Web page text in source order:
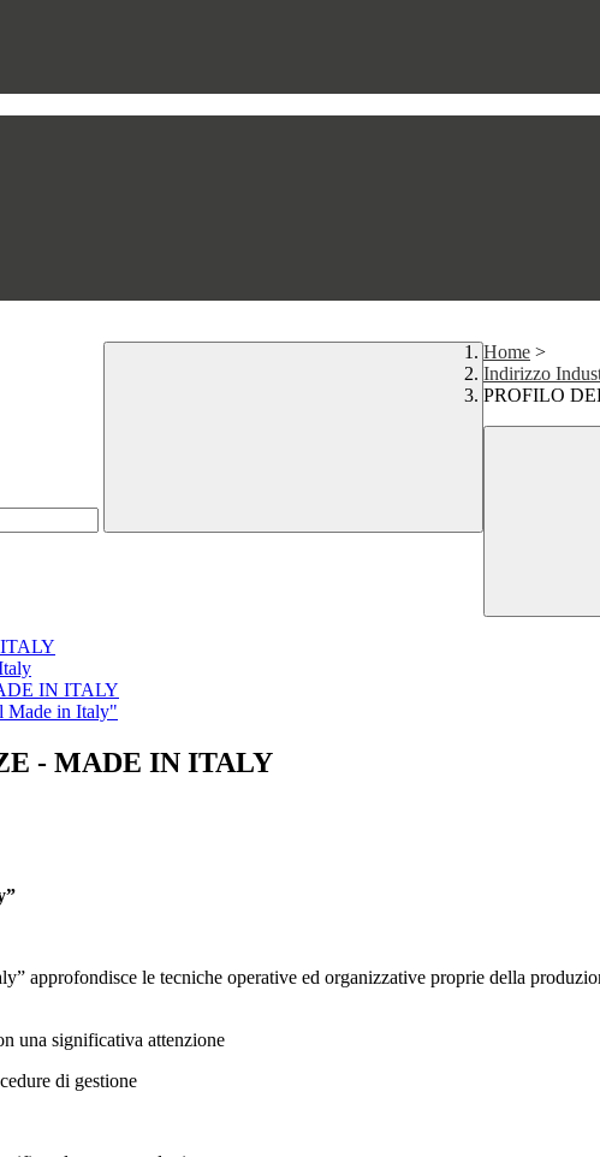
Home >
Indirizzo
PROFILO
IN ITALY
Made in Italy"
- MADE IN ITALY
approfondisce le tecniche operative ed organizzative proprie della
una significativa attenzione
di gestione